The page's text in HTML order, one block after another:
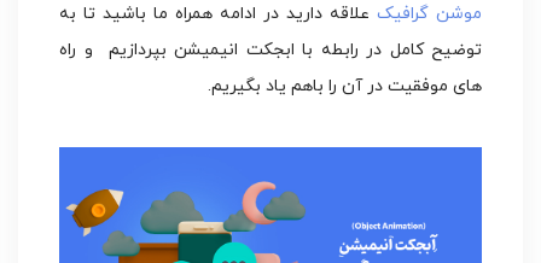
موشن گرافیک علاقه دارید در ادامه همراه ما باشید تا به
توضیح کامل در رابطه با ابجکت انیمیشن بپردازیم و راه
های موفقیت در آن را باهم یاد بگیریم.